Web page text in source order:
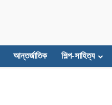
আন্তর্জাতিক শিল্প-সাহিত্য